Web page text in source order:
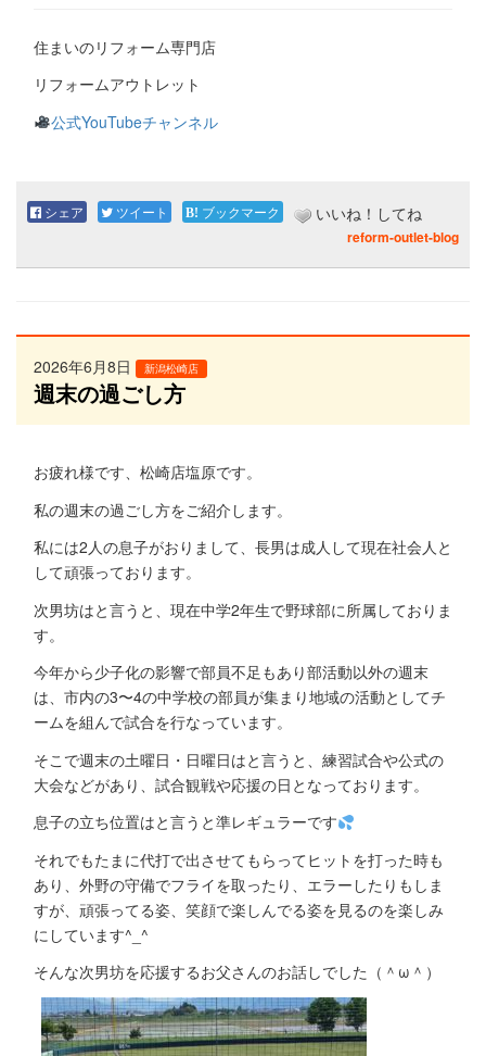
住まいのリフォーム専門店
リフォームアウトレット
公式YouTubeチャンネル
シェア ツイート ブックマーク いいね！してね
reform-outlet-blog
2026年6月8日 新潟松崎店
週末の過ごし方
お疲れ様です、松崎店塩原です。
私の週末の過ごし方をご紹介します。
私には2人の息子がおりまして、長男は成人して現在社会人と
して頑張っております。
次男坊はと言うと、現在中学2年生で野球部に所属しておりま
す。
今年から少子化の影響で部員不足もあり部活動以外の週末
は、市内の3〜4の中学校の部員が集まり地域の活動としてチ
ームを組んで試合を行なっています。
そこで週末の土曜日・日曜日はと言うと、練習試合や公式の
大会などがあり、試合観戦や応援の日となっております。
息子の立ち位置はと言うと準レギュラーです
それでもたまに代打で出させてもらってヒットを打った時も
あり、外野の守備でフライを取ったり、エラーしたりもしま
すが、頑張ってる姿、笑顔で楽しんでる姿を見るのを楽しみ
にしています^_^
そんな次男坊を応援するお父さんのお話しでした（＾ω＾）